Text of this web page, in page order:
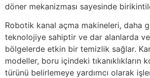
döner mekanizması sayesinde
Robotik kanal açma makineleri, daha
teknolojiye sahiptir ve dar alanlarda
bölgelerde etkin bir temizlik sağlar.
modeller, boru içindeki tıkanıklıkların
türünü belirlemeye yardımcı olarak